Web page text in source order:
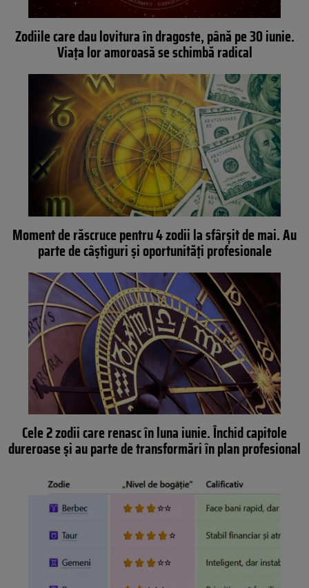
Zodiile care dau lovitura în dragoste, până pe 30 iunie.
Viața lor amoroasă se schimbă radical
Moment de răscruce pentru 4 zodii la sfârșit de mai. Au
parte de câștiguri și oportunități profesionale
Cele 2 zodii care renasc în luna iunie. Închid capitole
dureroase și au parte de transformări în plan profesional